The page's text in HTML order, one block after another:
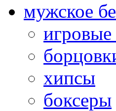
мужское
хипсы
боксеры